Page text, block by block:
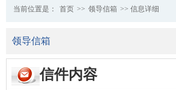
当前位置是： 首页 >> 领导信箱 >> 信息详细
领导信箱
信件内容